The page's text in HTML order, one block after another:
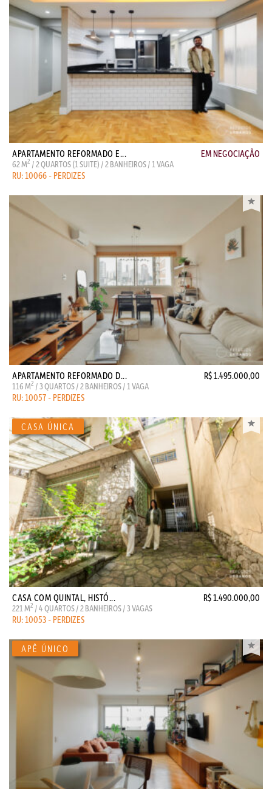
APARTAMENTO REFORMADO E... EM NEGOCIAÇÃO
62 M2 / 2 QUARTOS (1 SUITE) / 2 BANHEIROS / 1 VAGA
RU: 10066 - PERDIZES
APARTAMENTO REFORMADO D... R$ 1.495.000,00
116 M2 / 3 QUARTOS / 2 BANHEIROS / 1 VAGA
RU: 10057 - PERDIZES
CASA COM QUINTAL, HISTÓ... R$ 1.490.000,00
221 M2 / 4 QUARTOS / 2 BANHEIROS / 3 VAGAS
RU: 10053 - PERDIZES